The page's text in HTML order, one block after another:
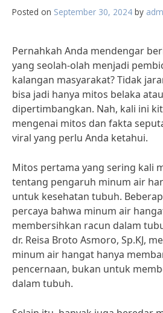
Posted on September 30, 2024 by
Pernahkah Anda mendengar
yang seolah-olah menjadi
kalangan masyarakat? Tidak
bisa jadi hanya mitos belaka
dipertimbangkan. Nah, kali ini
mengenai mitos dan fakta
viral yang perlu Anda ketahui.
Mitos pertama yang sering kali
tentang pengaruh minum air
untuk kesehatan tubuh.
percaya bahwa minum air
membersihkan racun dalam
dr. Reisa Broto Asmoro, Sp.KJ,
minum air hangat hanya
pencernaan, bukan untuk
dalam tubuh.